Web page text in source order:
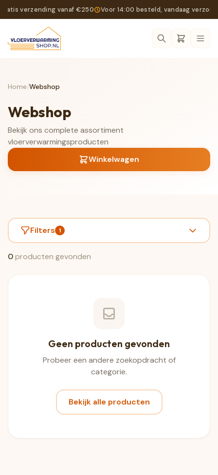
verzending vanaf €250 Voor 14:00 besteld, vandaag
Home/Webshop
Webshop
Bekijk ons complete assortiment
vloerverwarmingsproducten
Winkelwagen
Filters 1
0producten gevonden
Geen producten gevonden
Probeer een andere zoekopdracht of
categorie.
Bekijk alle producten